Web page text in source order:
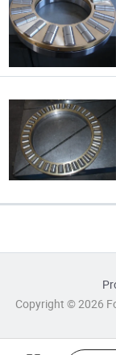
Copyright © 2026